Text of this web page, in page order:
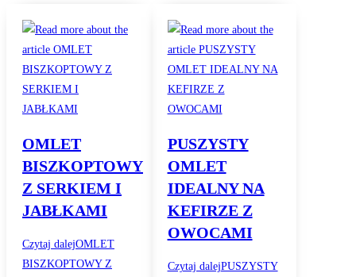
OMLET
BISZKOPTOWY
Z SERKIEM I
JABŁKAMI
Czytaj dalejOMLET
BISZKOPTOWY Z
PUSZYSTY
OMLET
IDEALNY NA
KEFIRZE Z
OWOCAMI
Czytaj dalejPUSZYSTY